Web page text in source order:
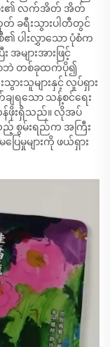
ား၏ လက်အိတ် အိတ်
ခရီးသွားပါတီတွင်
ပါးလွှာသော ပုံစံက
များအားဖြင့်
ေဘဲ တစ်ခုထက်ပို၍
ားသူများနှင့် လှုပ်ရှား
ရသော သန့်စင်ရေး
န်ဖိုးရှိသည်။ လိုအပ်
စွမ်းရည်က အကြီး
ေမှုများကို ဖယ်ရှား